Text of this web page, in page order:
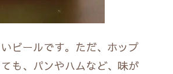
ビールです。ただ、ホップ
も、パンやハムなど、味が